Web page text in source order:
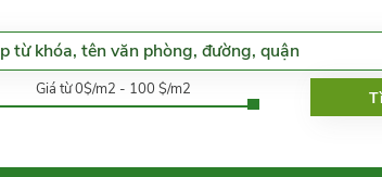
Giá từ 0$/m2 - 100 $/m2